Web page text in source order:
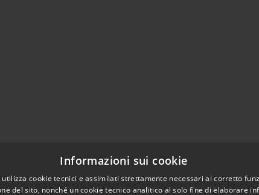
Informazioni sui cookie
utilizza cookie tecnici e assimilati strettamente necessari al corretto
del sito, nonché un cookie tecnico analitico al solo fine di elaborare